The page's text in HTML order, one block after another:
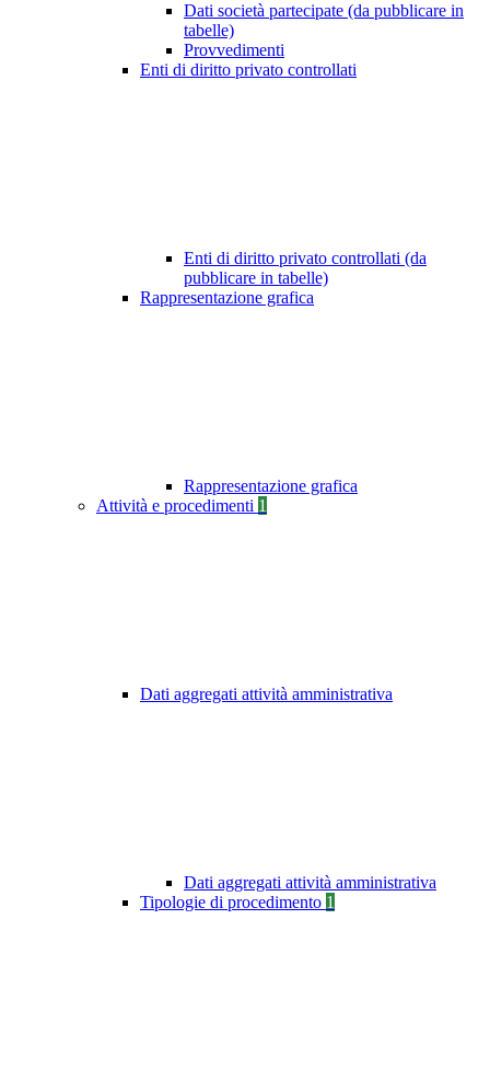
Dati società partecipate (da pubblicare in
tabelle)
Provvedimenti
Enti di diritto privato controllati
Enti di diritto privato controllati (da
pubblicare in tabelle)
Rappresentazione grafica
Rappresentazione grafica
Attività e procedimenti 1
Dati aggregati attività amministrativa
Dati aggregati attività amministrativa
Tipologie di procedimento 1